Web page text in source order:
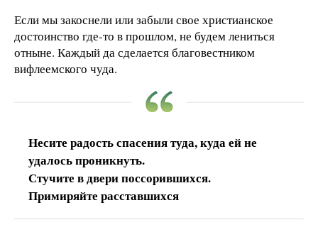
Если мы закоснели или забыли свое христианское
достоинство где-то в прошлом, не будем лениться
отныне. Каждый да сделается благовестником
вифлеемского чуда.
Несите радость спасения туда, куда ей не
удалось проникнуть.
Стучите в двери поссорившихся.
Примиряйте расставшихся